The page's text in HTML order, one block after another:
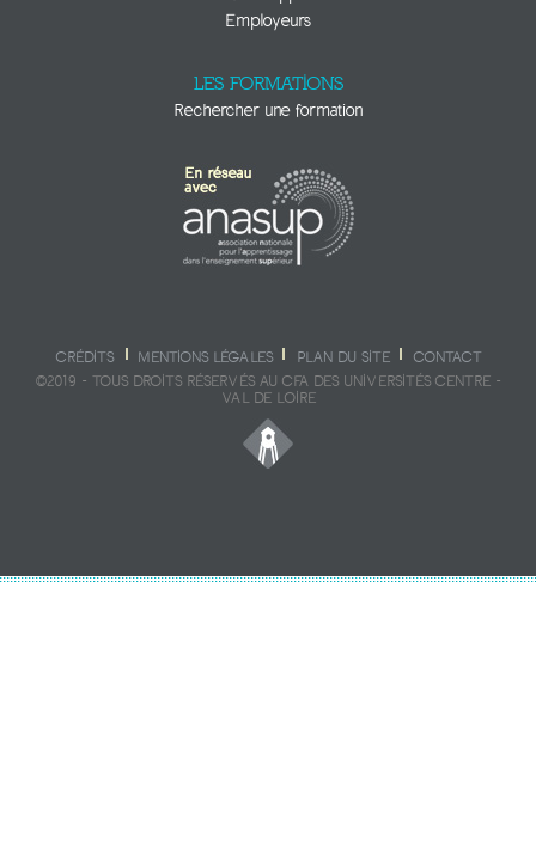
Employeurs
LES FORMATIONS
Rechercher une formation
CRÉDITS MENTIONS LÉGALES PLAN DU SITE
CONTACT
©2019 - TOUS DROITS RÉSERVÉS AU CFA DES UNIVERSITÉS CENTRE -
VAL DE LOIRE